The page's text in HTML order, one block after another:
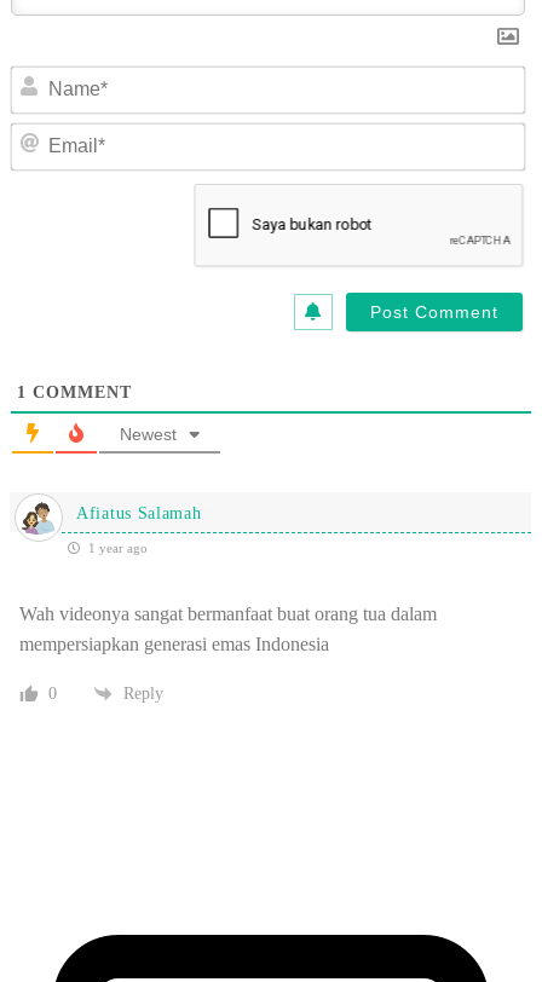
1 COMMENT
Newest
Afiatus Salamah
1 year ago
Wah videonya sangat bermanfaat buat orang tua dalam
mempersiapkan generasi emas Indonesia
0 Reply